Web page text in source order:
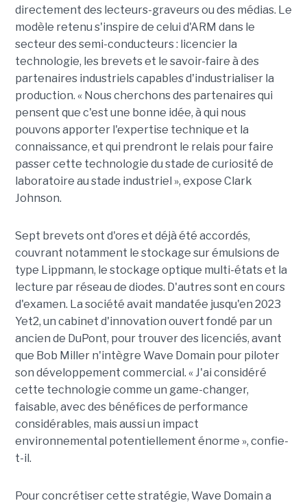
directement des lecteurs-graveurs ou des médias. Le
modèle retenu s'inspire de celui d'ARM dans le
secteur des semi-conducteurs : licencier la
technologie, les brevets et le savoir-faire à des
partenaires industriels capables d'industrialiser la
production. « Nous cherchons des partenaires qui
pensent que c'est une bonne idée, à qui nous
pouvons apporter l'expertise technique et la
connaissance, et qui prendront le relais pour faire
passer cette technologie du stade de curiosité de
laboratoire au stade industriel », expose Clark
Johnson.
Sept brevets ont d'ores et déjà été accordés,
couvrant notamment le stockage sur émulsions de
type Lippmann, le stockage optique multi-états et la
lecture par réseau de diodes. D'autres sont en cours
d'examen. La société avait mandatée jusqu'en 2023
Yet2, un cabinet d'innovation ouvert fondé par un
ancien de DuPont, pour trouver des licenciés, avant
que Bob Miller n'intègre Wave Domain pour piloter
son développement commercial. « J'ai considéré
cette technologie comme un game-changer,
faisable, avec des bénéfices de performance
considérables, mais aussi un impact
environnemental potentiellement énorme », confie-
t-il.
Pour concrétiser cette stratégie, Wave Domain a